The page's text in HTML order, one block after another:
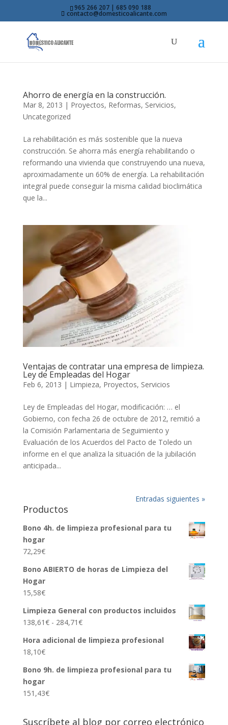
965 266 207 | 685 090 188
contacto@domesticoalicante.com
Ahorro de energía en la construcción.
Mar 8, 2013 | Proyectos, Reformas, Servicios,
Uncategorized
La rehabilitación es más sostenible que la nueva
construcción. Se ahorra más energía rehabilitando o
reformando una vivienda que construyendo una nueva,
aproximadamente un 60% de energía. La rehabilitación
integral puede conseguir la misma calidad bioclimática
que la...
Ventajas de contratar una empresa de limpieza.
Ley de Empleadas del Hogar
Feb 6, 2013 | Limpieza, Proyectos, Servicios
Ley de Empleadas del Hogar, modificación: … el
Gobierno, con fecha 26 de octubre de 2012, remitió a
la Comisión Parlamentaria de Seguimiento y
Evaluación de los Acuerdos del Pacto de Toledo un
informe en el que analiza la situación de la jubilación
anticipada...
Entradas siguientes »
Productos
Bono 4h. de limpieza profesional para tu
hogar
72,29€
Bono ABIERTO de horas de Limpieza del
Hogar
15,58€
Limpieza General con productos incluidos
138,61€ - 284,71€Rango
precios:
138,61€
Hora adicional de limpieza profesional
18,10€
Bono 9h. de limpieza profesional para tu
hogar
151,43€
Suscríbete al blog por correo electrónico